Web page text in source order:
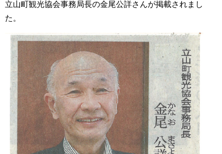
立山町観光協会事務局長の金尾公詳さんが掲載されまし
た。